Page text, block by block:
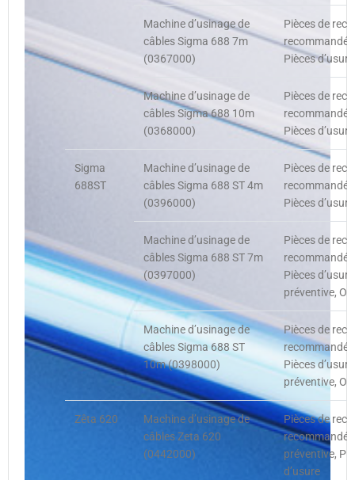
Machine d’usinage de
câbles Sigma 688 7m
(0367000)
Pièces de
Pièces
Machine d’usinage de
câbles Sigma 688 10m
(0368000)
Pièces de
Pièces
Sigma
688ST
Machine d’usinage de
câbles Sigma 688 ST 4m
(0396000)
Pièces de
Pièces
Machine d’usinage de
câbles Sigma 688 ST 7m
(0397000)
Pièces de
Pièces
préventive,
Machine d’usinage de
câbles Sigma 688 ST
10m (0398000)
Pièces de
Pièces
préventive,
Zêta 620
Machine d’usinage de
câbles Zeta 620
(0442000)
Pièces de
préventive,
d’usure